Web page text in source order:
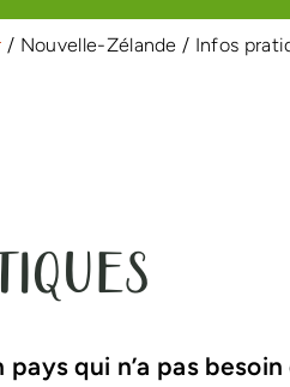
/ Nouvelle-Zélande / Infos
pays qui n’a pas